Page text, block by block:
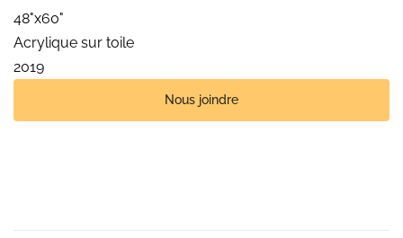
48"x60"
Acrylique sur toile
2019
Nous joindre